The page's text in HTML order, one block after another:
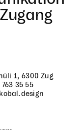
1,6300 Zug
763 35 55